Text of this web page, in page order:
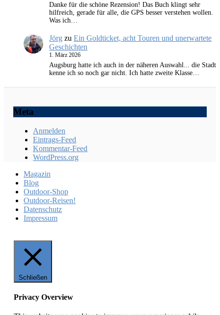
Danke für die schöne Rezension! Das Buch klingt sehr
hilfreich, gerade für alle, die GPS besser verstehen wollen.
Was ich…
Jörg zu Ein Goldticket, acht Touren und unerwartete
Geschichten
1. März 2026
Augsburg hatte ich auch in der näheren Auswahl... die Stadt
kenne ich so noch gar nicht. Ich hatte zweite Klasse…
Meta
Anmelden
Eintrags-Feed
Kommentar-Feed
WordPress.org
Magazin
Blog
Outdoor-Shop
Outdoor-Reisen!
Datenschutz
Impressum
Schließen
Privacy Overview